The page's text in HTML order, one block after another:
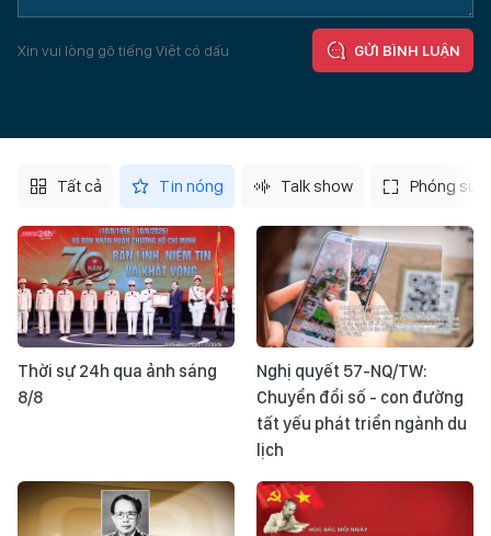
Xin vui lòng gõ tiếng Việt có dấu GỬI BÌNH LUẬN
Tất cả Tin nóng Talk show Phóng sự
Thời sự 24h qua ảnh sáng
8/8
Nghị quyết 57-NQ/TW:
Chuyển đổi số - con đường
tất yếu phát triển ngành du
lịch